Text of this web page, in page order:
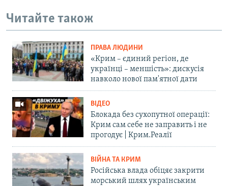
Читайте також
ПРАВА ЛЮДИНИ
«Крим – єдиний регіон, де
українці – меншість»: дискусія
навколо нової пам'ятної дати
ВІДЕО
Блокада без сухопутної операції:
Крим сам себе не заправить і не
прогодує | Крим.Реалії
ВІЙНА ТА КРИМ
Російська влада обіцяє закрити
морський шлях українським